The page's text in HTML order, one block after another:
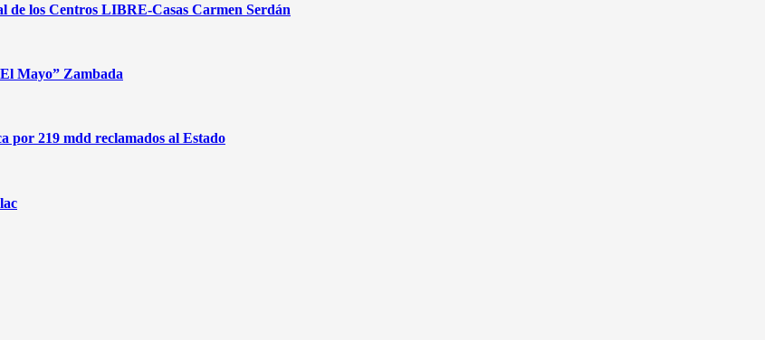
de los Centros LIBRE-Casas Carmen Serdán
Mayo” Zambada
por 219 mdd reclamados al Estado